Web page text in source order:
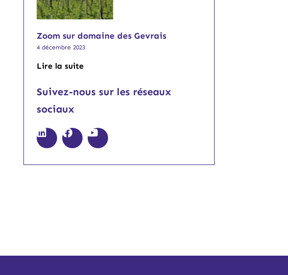
Zoom sur domaine des Gevrais
4 décembre 2023
Lire la suite
Suivez-nous sur les réseaux
sociaux